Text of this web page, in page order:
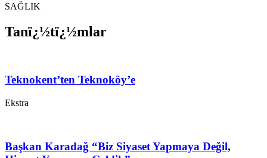
SAĞLIK
Tanï¿½tï¿½mlar
Teknokent’ten Teknoköy’e
Ekstra
Başkan Karadağ “Biz Siyaset Yapmaya Değil,